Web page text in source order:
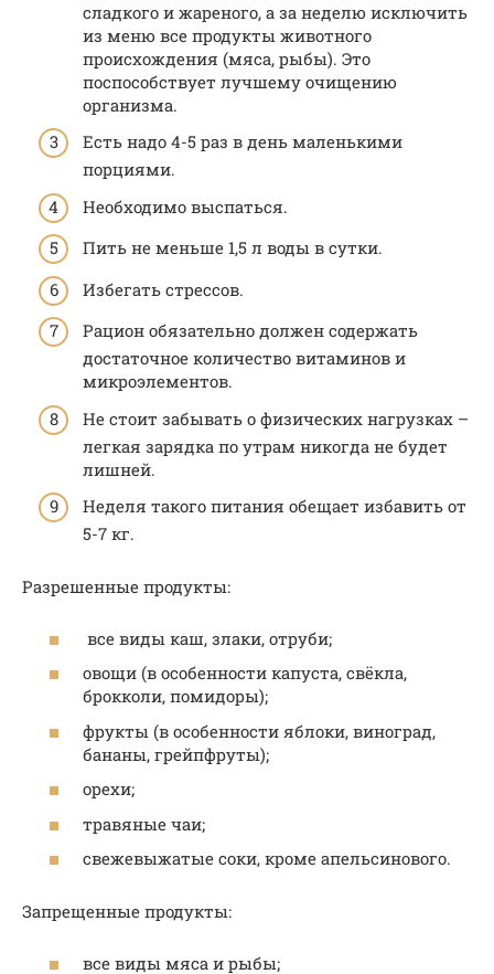
сладкого и жареного, а за неделю исключить
из меню все продукты животного
происхождения (мяса, рыбы). Это
поспособствует лучшему очищению
организма.
Есть надо 4-5 раз в день маленькими
порциями.
Необходимо выспаться.
Пить не меньше 1,5 л воды в сутки.
Избегать стрессов.
Рацион обязательно должен содержать
достаточное количество витаминов и
микроэлементов.
Не стоит забывать о физических нагрузках –
легкая зарядка по утрам никогда не будет
лишней.
Неделя такого питания обещает избавить от
5-7 кг.
Разрешенные продукты:
все виды каш, злаки, отруби;
овощи (в особенности капуста, свёкла,
брокколи, помидоры);
фрукты (в особенности яблоки, виноград,
бананы, грейпфруты);
орехи;
травяные чаи;
свежевыжатые соки, кроме апельсинового.
Запрещенные продукты:
все виды мяса и рыбы;